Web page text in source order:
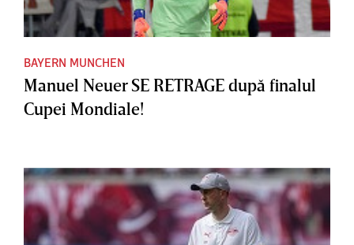
BAYERN MUNCHEN
Manuel Neuer SE RETRAGE după finalul
Cupei Mondiale!